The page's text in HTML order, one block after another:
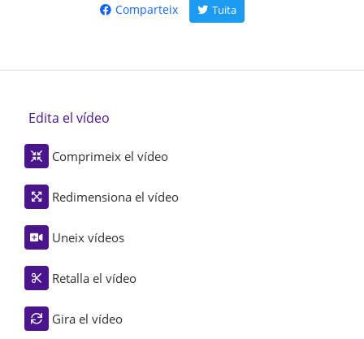
Comparteix Tuita
Edita el vídeo
Comprimeix el vídeo
Redimensiona el vídeo
Uneix vídeos
Retalla el vídeo
Gira el vídeo